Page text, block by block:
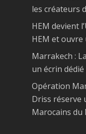
les créateurs
HEM devient
HEM et
Marrakech :
un écrin
Opération
Driss réserve
Marocains du